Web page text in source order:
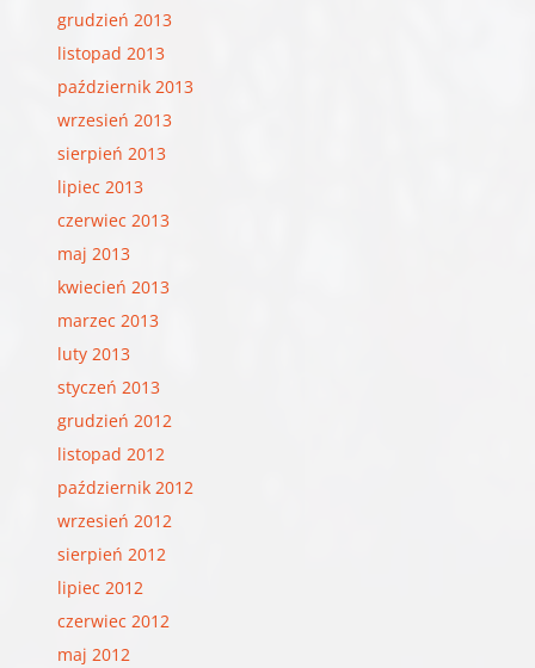
grudzień 2013
listopad 2013
październik 2013
wrzesień 2013
sierpień 2013
lipiec 2013
czerwiec 2013
maj 2013
kwiecień 2013
marzec 2013
luty 2013
styczeń 2013
grudzień 2012
listopad 2012
październik 2012
wrzesień 2012
sierpień 2012
lipiec 2012
czerwiec 2012
maj 2012